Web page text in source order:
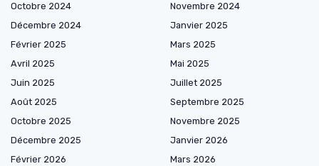
Octobre 2024
Novembre 2024
Décembre 2024
Janvier 2025
Février 2025
Mars 2025
Avril 2025
Mai 2025
Juin 2025
Juillet 2025
Août 2025
Septembre 2025
Octobre 2025
Novembre 2025
Décembre 2025
Janvier 2026
Février 2026
Mars 2026